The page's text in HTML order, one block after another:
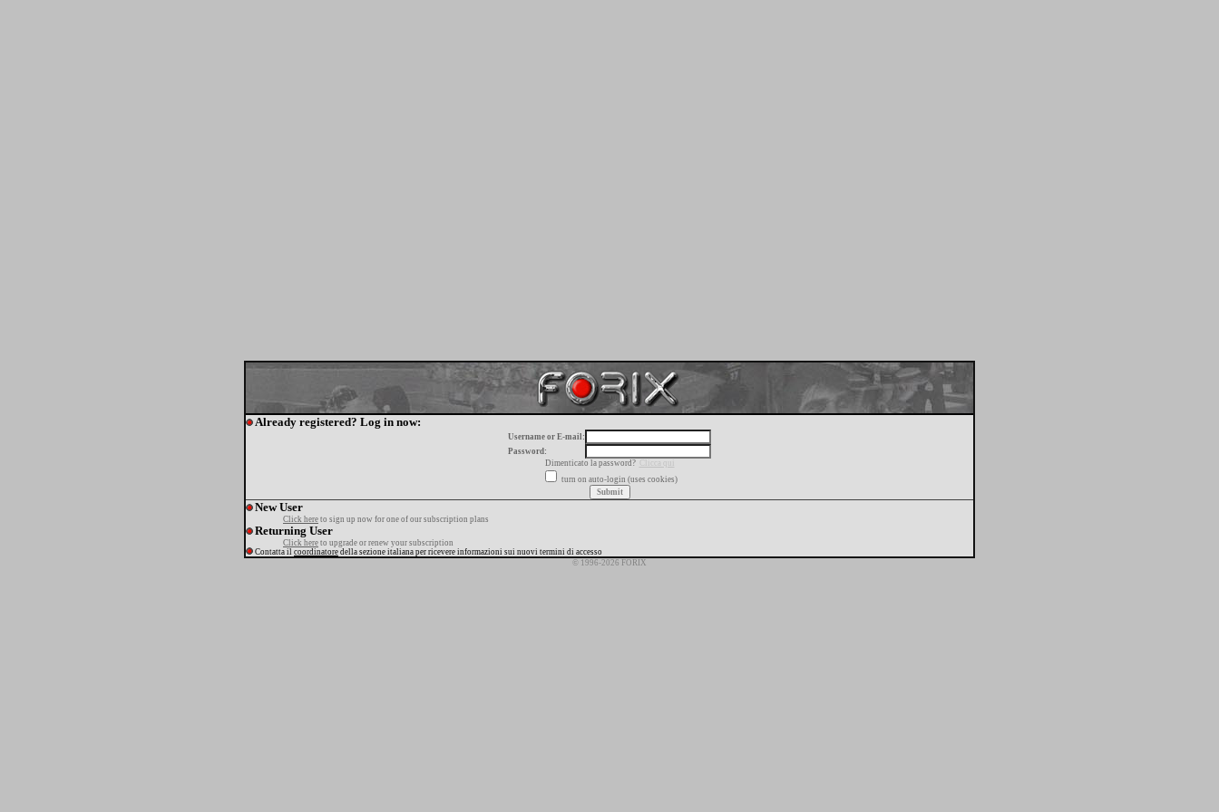
Already registered? Log in now:
Username or E-mail:
Password:
Dimenticato la password?
Clicca qui
turn on auto-login (uses cookies)
New User
Click here to sign up now for one of our subscription plans
Returning User
Click here to upgrade or renew your subscription
Contatta il coordinatore della sezione italiana per ricevere informazioni sui nuovi termini di accesso
© 1996-2026 FORIX